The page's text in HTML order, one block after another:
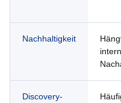
Nachhaltigkeit
Discovery-